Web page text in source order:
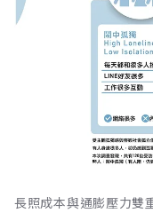
長照成本與通膨壓力雙